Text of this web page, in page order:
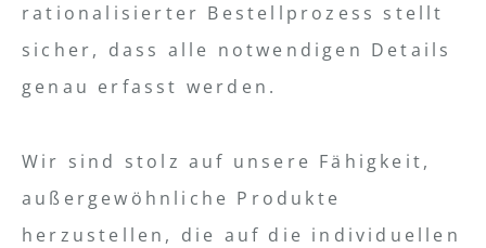
rationalisierter Bestellprozess stellt
sicher, dass alle notwendigen Details
genau erfasst werden.
Wir sind stolz auf unsere Fähigkeit,
außergewöhnliche Produkte
herzustellen, die auf die individuellen